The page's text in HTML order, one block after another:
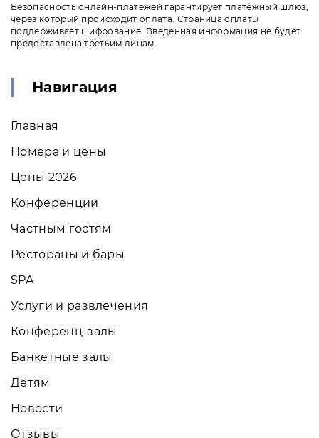
Безопасность онлайн-платежей гарантирует платёжный шлюз,
через который происходит оплата. Страница оплаты
поддерживает шифрование. Введенная информация не будет
предоставлена третьим лицам.
Навигация
Главная
Номера и цены
Цены 2026
Конференции
Частным гостям
Рестораны и бары
SPA
Услуги и развлечения
Конференц-залы
Банкетные залы
Детям
Новости
Отзывы